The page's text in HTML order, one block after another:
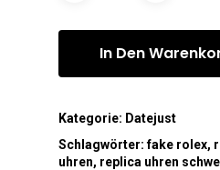
In Den
Kategorie: Datejust
Schlagwörter:fake rolex,
uhren, replica uhren